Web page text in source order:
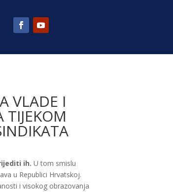
VLADE I
TIJEKOM
ih. U tom smislu
u Republici Hrvatskoj.
i visokog obrazovanja